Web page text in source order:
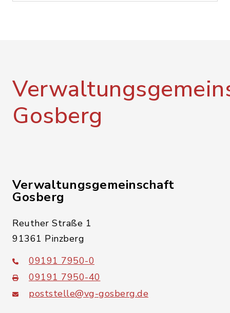
Gosberg
Verwaltungsgemeinschaft
Gosberg
Reuther Straße 1
91361 Pinzberg
09191 7950-0
09191 7950-40
poststelle@vg-gosberg.de